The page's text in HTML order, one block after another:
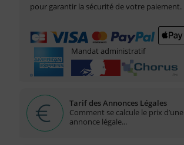
pour garantir la sécurité de votre paiement.
Mandat administratif
Tarif des Annonces Légales
Comment se calcule le prix d’une
annonce légale...